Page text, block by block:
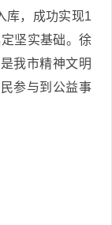
库，成功实现1
坚实基础。徐
我市精神文明
参与到公益事